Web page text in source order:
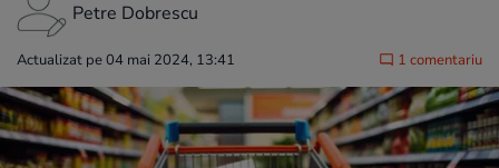
Petre Dobrescu
Actualizat pe 04 mai 2024, 13:41 1 comentariu